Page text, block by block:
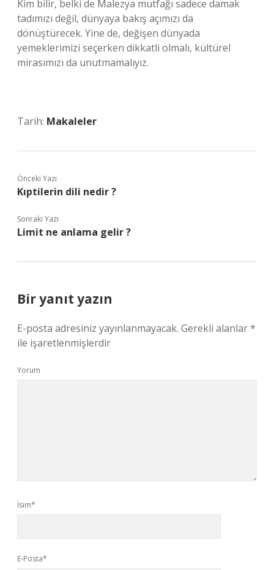
Kim bilir, belki de Malezya mutfağı sadece damak
tadımızı değil, dünyaya bakış açımızı da
dönüştürecek. Yine de, değişen dünyada
yemeklerimizi seçerken dikkatli olmalı, kültürel
mirasımızı da unutmamalıyız.
Tarih: Makaleler
Önceki Yazı
Kıptilerin dili nedir ?
Sonraki Yazı
Limit ne anlama gelir ?
Bir yanıt yazın
E-posta adresiniz yayınlanmayacak. Gerekli alanlar*
ile işaretlenmişlerdir
Yorum
İsim*
E-Posta*